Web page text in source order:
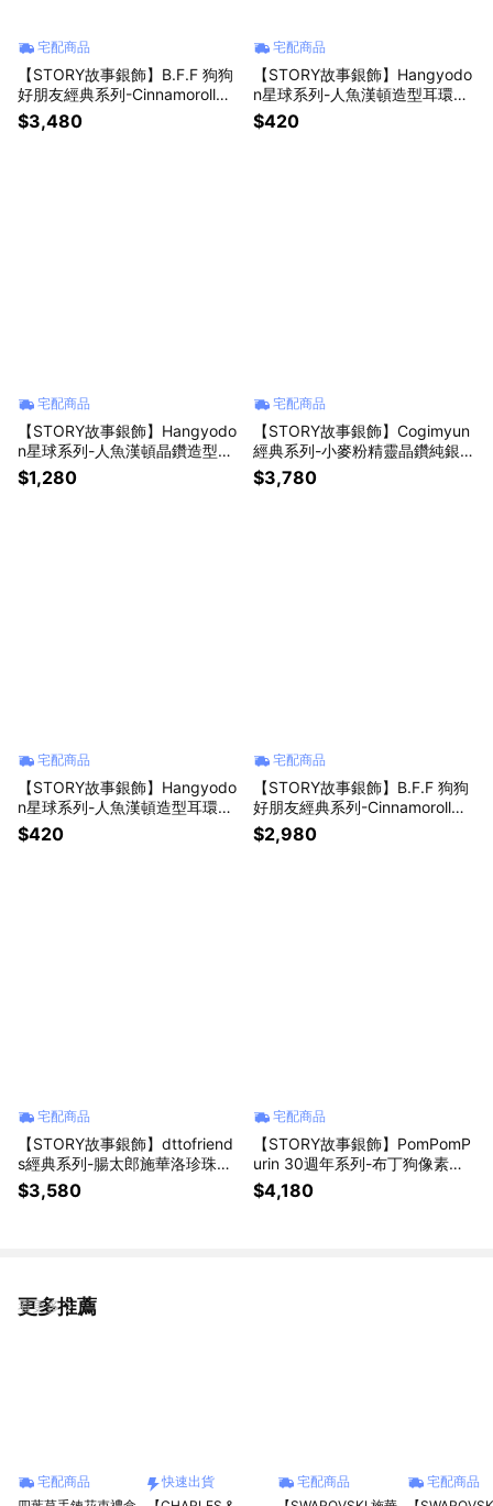
宅配商品
【STORY故事銀飾】B.F.F 狗狗
好朋友經典系列-Cinnamoroll大
耳狗純銀戒指
$3,480
宅配商品
【STORY故事銀飾】Hangyodo
n星球系列-人魚漢頓造型耳環組-
星球款
$420
宅配商品
【STORY故事銀飾】Hangyodo
n星球系列-人魚漢頓晶鑽造型耳
環
$1,280
宅配商品
【STORY故事銀飾】Cogimyun
經典系列-小麥粉精靈晶鑽純銀戒
指
$3,780
宅配商品
【STORY故事銀飾】Hangyodo
n星球系列-人魚漢頓造型耳環組-
拍照款
$420
宅配商品
【STORY故事銀飾】B.F.F 狗狗
好朋友經典系列-Cinnamoroll大
耳狗純銀耳環
$2,980
宅配商品
【STORY故事銀飾】dttofriend
s經典系列-腸太郎施華洛珍珠純
銀戒指
$3,580
宅配商品
【STORY故事銀飾】PomPomP
urin 30週年系列-布丁狗像素雷
刻晶鑽純銀手鍊
$4,180
更多推薦
看更多
宅配商品
快速出貨
宅配商品
宅配商品